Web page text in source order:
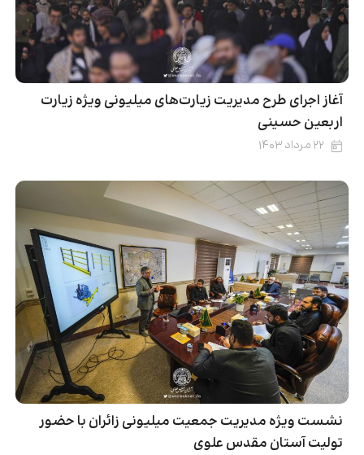
آغاز اجرای طرح مدیریت زیارت‌های میلیونی ویژه زیارت
اربعین حسینی
۲۲ مرداد ۱۴۰۳
نشست ویژه‌ مدیریت جمعیت میلیونی زائران با حضور
تولیت آستان مقدس علوی